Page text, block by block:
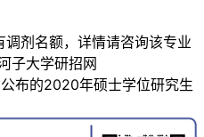
调剂名额，详情请咨询该专业
子大学研招网
布的2020年硕士学位研究生